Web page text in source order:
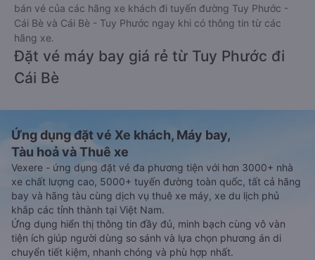
bán vé của các hãng xe khách đi tuyến đường Tuy Phước -
Cái Bè và Cái Bè - Tuy Phước ngay khi có thông tin từ các
hãng xe.
Đặt vé máy bay giá rẻ từ Tuy Phước đi
Cái Bè
Ứng dụng đặt vé Xe khách, Máy bay,
Tàu hoả và Thuê xe
Vexere - ứng dụng đặt vé đa phương tiện với hơn 3000+ nhà
xe chất lượng cao, 5000+ tuyến đường toàn quốc, tất cả hãng
bay và hãng tàu cùng dịch vụ thuê xe máy, xe du lịch phủ
khắp các tỉnh thành tại Việt Nam.
Ứng dụng hiển thị thông tin đầy đủ, minh bạch cùng vô vàn
tiện ích giúp người dùng so sánh và lựa chọn phương án di
chuyển tiết kiệm, nhanh chóng và phù hợp nhất.